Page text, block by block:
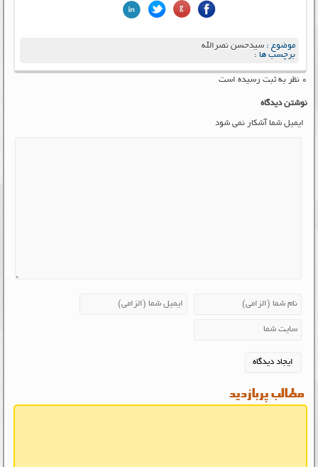
موضوع :سیدحسن نصرالله
برچسب ها :
۰ نظر به ثبت رسیده است
نوشتن دیدگاه
ایمیل شما آشکار نمی شود
مطالب پربازدید